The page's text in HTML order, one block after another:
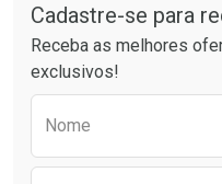
Ativar Desconto
Comprar sem Desconto
Comprar sem Desconto
Por R$ 76,94/cada
Cadastre-se para
Receba as melhores
exclusivos!
Nome